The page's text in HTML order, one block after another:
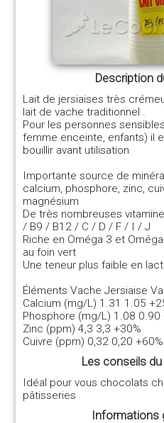
Description
Lait de jersiaises très
lait de vache traditionnel .
Pour les personnes
femme enceinte, enfants) il
bouillir avant utilisation.
Importante source de
calcium, phosphore, zinc,
magnésium
De très nombreuses
/ B9 / B12 / C / D / F / I / J
Riche en Oméga 3 et
au foin vert
Une teneur plus faible en
Éléments Vache Jersiaise
Calcium (mg/L) 1.31 1.05
Phosphore (mg/L) 1.08 0.90
Zinc (ppm) 4,3 3,3 +30%
Cuivre (ppm) 0,32 0,20 +60%
Les conseils
Idéal pour vous chocolats
pâtisseries
Informations